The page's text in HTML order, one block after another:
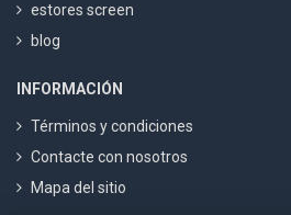
estores screen
blog
INFORMACIÓN
Términos y condiciones
Contacte con nosotros
Mapa del sitio